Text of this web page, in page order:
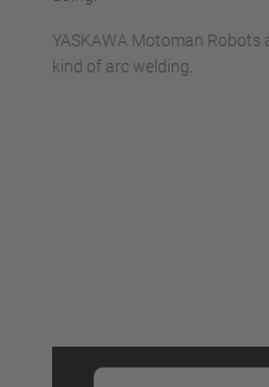
YASKAWA Motoman Robots
kind of arc welding.